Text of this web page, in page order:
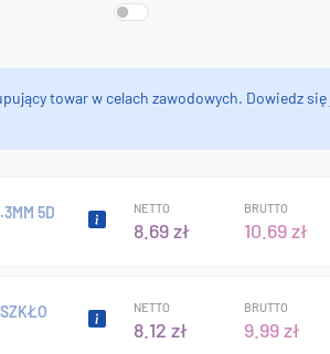
towar w celach zawodowych. Dowiedz się
5D
NETTO
8.69 zł
BRUTTO
10.69 zł
NETTO
8.12 zł
BRUTTO
9.99 zł